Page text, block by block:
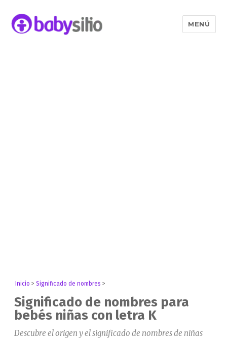
MENÚ
Inicio >Significado de nombres >
Significado de nombres para
bebés niñas con letra K
Descubre el origen y el significado de nombres de niñas